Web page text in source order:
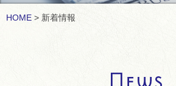
HOME 新着情報